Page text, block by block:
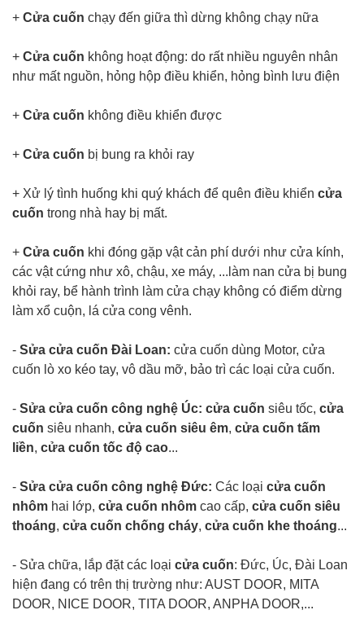
+ Cửa cuốn chạy đến giữa thì dừng không chạy nữa
+ Cửa cuốn không hoạt động: do rất nhiều nguyên nhân
như mất nguồn, hỏng hộp điều khiển, hỏng bình lưu điện
+ Cửa cuốn không điều khiển được
+ Cửa cuốn bị bung ra khỏi ray
+ Xử lý tình huống khi quý khách để quên điều khiển cửa
cuốn trong nhà hay bị mất.
+ Cửa cuốn khi đóng gặp vật cản phí dưới như cửa kính,
các vật cứng như xô, chậu, xe máy, ...làm nan cửa bị bung
khỏi ray, bể hành trình làm cửa chạy không có điểm dừng
làm xổ cuộn, lá cửa cong vênh.
- Sửa cửa cuốn Đài Loan: cửa cuốn dùng Motor, cửa
cuốn lò xo kéo tay, vô dầu mỡ, bảo trì các loại cửa cuốn.
- Sửa cửa cuốn công nghệ Úc: cửa cuốn siêu tốc, cửa
cuốn siêu nhanh, cửa cuốn siêu êm, cửa cuốn tấm
liền, cửa cuốn tốc độ cao...
- Sửa cửa cuốn công nghệ Đức: Các loại cửa cuốn
nhôm hai lớp, cửa cuốn nhôm cao cấp, cửa cuốn siêu
thoáng, cửa cuốn chống cháy, cửa cuốn khe thoáng...
- Sửa chữa, lắp đặt các loại cửa cuốn: Đức, Úc, Đài Loan
hiện đang có trên thị trường như: AUST DOOR, MITA
DOOR, NICE DOOR, TITA DOOR, ANPHA DOOR,...